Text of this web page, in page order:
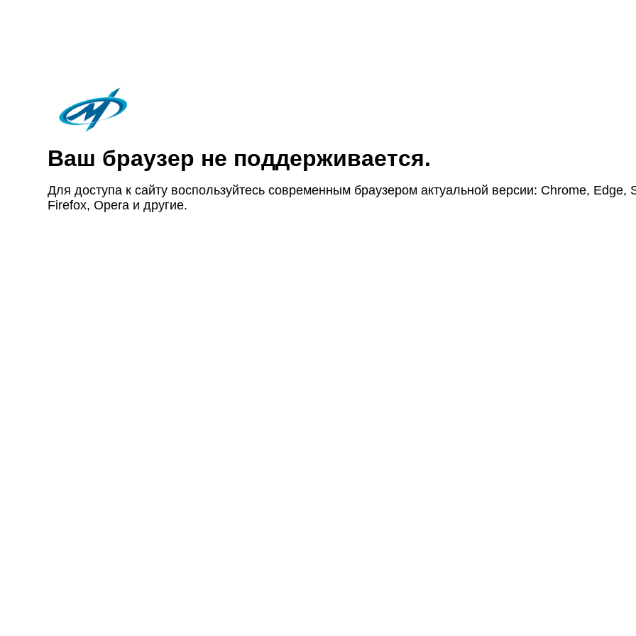
Ваш браузер не под­держи­вается.
Для доступа к сайту восполь­зуйтесь совре­мен­ным браузером актуаль­ной версии: Chrome, Edge,
Firefox, Opera и другие.